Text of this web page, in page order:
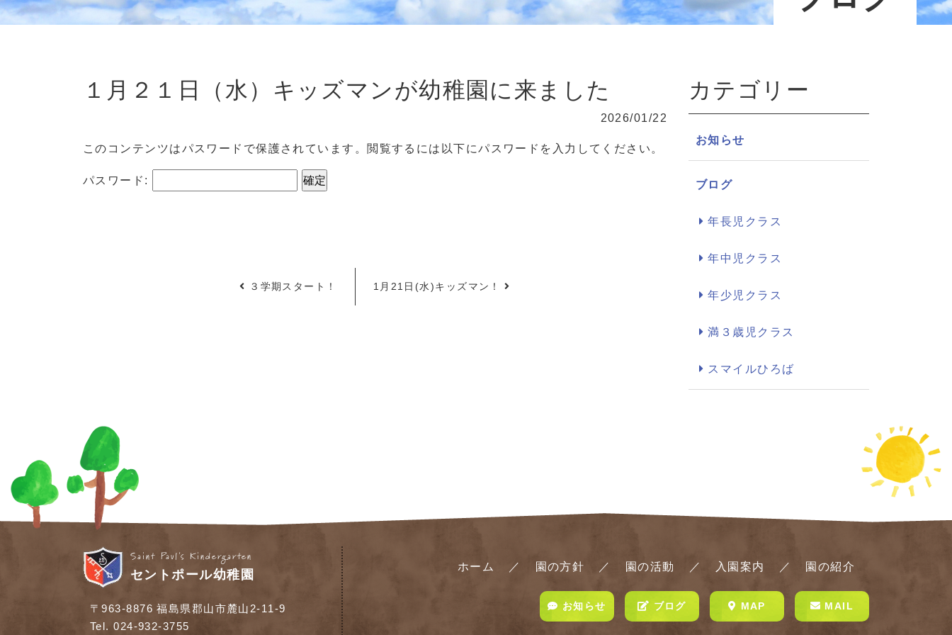
１月２１日（水）キッズマンが幼稚園に来ました
2026/01/22
このコンテンツはパスワードで保護されています。閲覧するには以下にパスワードを入力してください。
パスワード:
３学期スタート！ 1月21日(水)キッズマン！
カテゴリー
お知らせ
ブログ
年長児クラス
年中児クラス
年少児クラス
満３歳児クラス
スマイルひろば
Saint Paul's Kindergarten
セントポール幼稚園
〒963-8876 福島県郡山市麓山2-11-9
Tel. 024-932-3755
ホーム 園の方針 園の活動 入園案内 園の紹介
お知らせ ブログ MAP MAIL